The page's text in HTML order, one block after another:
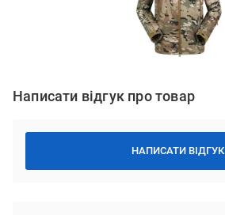
Написати відгук про товар
НАПИСАТИ ВІДГУК